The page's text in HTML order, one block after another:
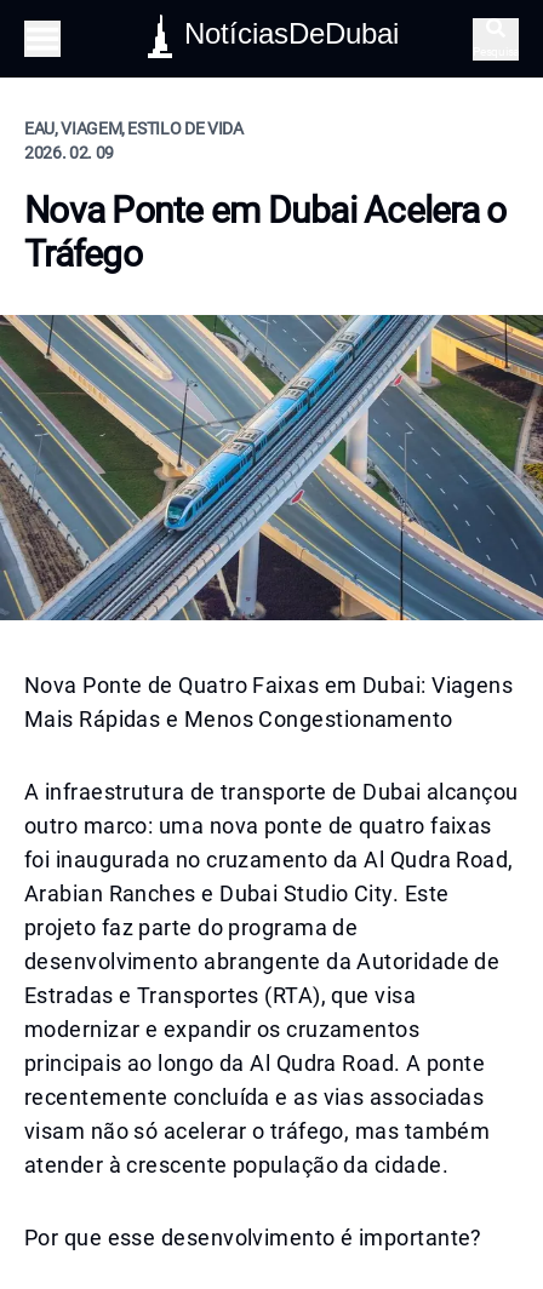
NotíciasDeDubai
EAU, VIAGEM, ESTILO DE VIDA
2026. 02. 09
Nova Ponte em Dubai Acelera o
Tráfego
Nova Ponte de Quatro Faixas em Dubai: Viagens
Mais Rápidas e Menos Congestionamento
A infraestrutura de transporte de Dubai alcançou
outro marco: uma nova ponte de quatro faixas
foi inaugurada no cruzamento da Al Qudra Road,
Arabian Ranches e Dubai Studio City. Este
projeto faz parte do programa de
desenvolvimento abrangente da Autoridade de
Estradas e Transportes (RTA), que visa
modernizar e expandir os cruzamentos
principais ao longo da Al Qudra Road. A ponte
recentemente concluída e as vias associadas
visam não só acelerar o tráfego, mas também
atender à crescente população da cidade.
Por que esse desenvolvimento é importante?